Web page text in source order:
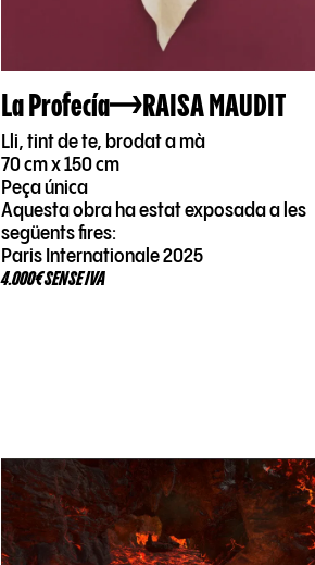
La Profecía RAISA MAUDIT
Lli, tint de te, brodat a mà
70 cm x 150 cm
Peça única
Aquesta obra ha estat exposada a les
següents fires:
Paris Internationale 2025
4.000€ SENSE IVA